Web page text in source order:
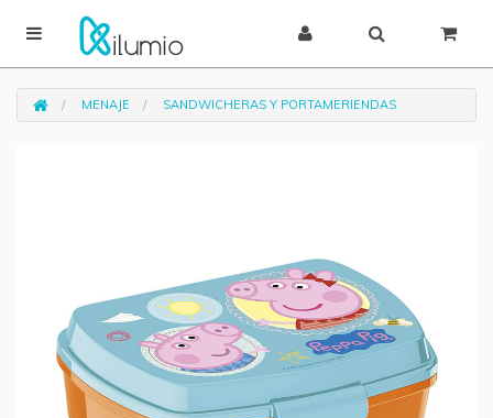
MENAJE SANDWICHERAS Y PORTAMERIENDAS